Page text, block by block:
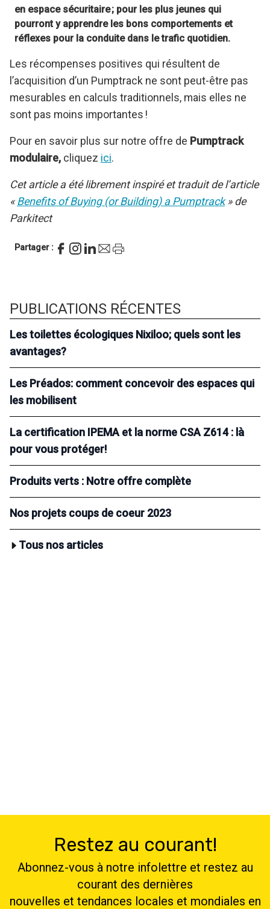
en espace sécuritaire ; pour les plus jeunes qui
pourront y apprendre les bons comportements et
réflexes pour la conduite dans le trafic quotidien.
Les récompenses positives qui résultent de
l’acquisition d’un Pumptrack ne sont peut-être pas
mesurables en calculs traditionnels, mais elles ne
sont pas moins importantes !
Pour en savoir plus sur notre offre de Pumptrack
modulaire, cliquez ici.
Cet article a été librement inspiré et traduit de l’article
«Benefits of Buying (or Building) a Pumptrack» de
Parkitect
Partager :
PUBLICATIONS RÉCENTES
Les toilettes écologiques Nixiloo; quels sont les
avantages?
Les Préados: comment concevoir des espaces qui
les mobilisent
La certification IPEMA et la norme CSA Z614 : là
pour vous protéger!
Produits verts : Notre offre complète
Nos projets coups de coeur 2023
Tous nos articles
Restez au courant!
Abonnez-vous à notre infolettre et restez au
courant des dernières
nouvelles et tendances locales et mondiales en